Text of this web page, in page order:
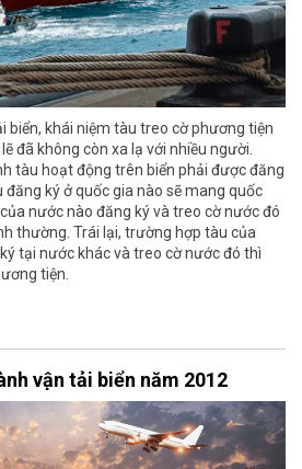
biển, khái niệm tàu treo cờ phương tiện
đã không còn xa lạ với nhiều người.
tàu hoạt động trên biển phải được đăng
ký ở quốc gia nào sẽ mang quốc
nước nào đăng ký và treo cờ nước đó
thường. Trái lại, trường hợp tàu của
tại nước khác và treo cờ nước đó thì
tiện.
vận tải biển năm 2012